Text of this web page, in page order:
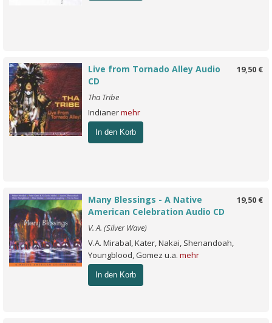
19,50 €
Live from Tornado Alley Audio
CD
Tha Tribe
Indianermehr
In den Korb
19,50 €
Many Blessings - A Native
American Celebration Audio CD
V. A. (Silver Wave)
V.A. Mirabal, Kater, Nakai, Shenandoah,
Youngblood, Gomez u.a. mehr
In den Korb